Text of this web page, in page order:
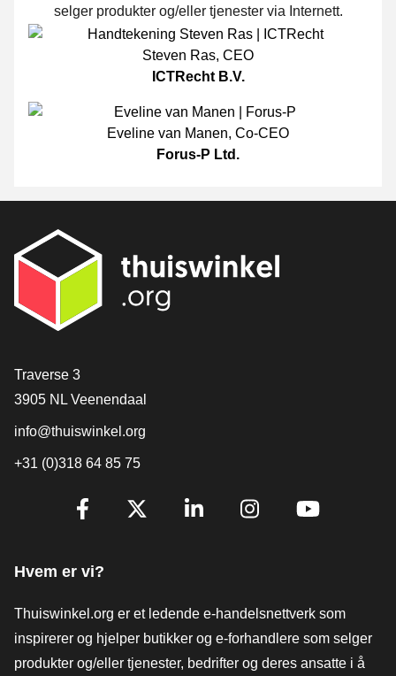
selger produkter og/eller tjenester via Internett.
Steven Ras, CEO
ICTRecht B.V.
Eveline van Manen, Co-CEO
Forus-P Ltd.
[_General:Contact]
Traverse 3
3905 NL Veenendaal
info@thuiswinkel.org
+31 (0)318 64 85 75
[_General:SocialMediaTitle]
Hvem er vi?
Thuiswinkel.org er et ledende e-handelsnettverk som
inspirerer og hjelper butikker og e-forhandlere som selger
produkter og/eller tjenester, bedrifter og deres ansatte i å